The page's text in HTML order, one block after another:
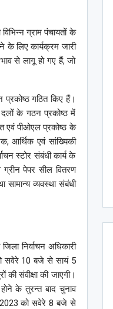
ग्राम पंचायतों के
के लिए कार्यक्रम जारी
से लागू हो गए हैं, जो
प्रकोष्ठ गठित किए हैं।
दलों के गठन प्रकोष्ठ में
एवं पीओएल प्रकोष्ठ के
आर्थिक एवं सांख्यिकी
स्टोर संबंधी कार्य के
ग्रीन पेपर सील वितरण
सामान्य व्यवस्था संबंधी
निर्वाचन अधिकारी
सवेरे 10 बजे से सायं 5
संवीक्षा की जाएगी।
के तुरन्त बाद चुनाव
2023 को सवेरे 8 बजे से